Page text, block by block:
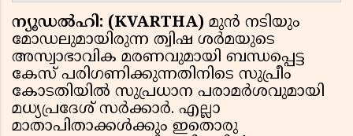
ന്യൂഡൽഹി: (KVARTHA) മുൻ നടിയും
മോഡലുമായിരുന്ന ത്വിഷ ശർമയുടെ
അസ്വാഭാവിക മരണവുമായി ബന്ധപ്പെട്ട
കേസ് പരിഗണിക്കുന്നതിനിടെ സുപ്രീം
കോടതിയിൽ സുപ്രധാന പരാമർശവുമായി
മധ്യപ്രദേശ് സർക്കാർ. എല്ലാ
മാതാപിതാക്കൾക്കും ഇതൊരു